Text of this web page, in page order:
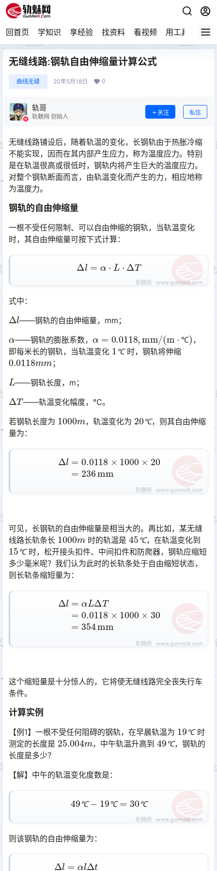
回首页 学知识 享经验 找资料 看视频 用工具 论技
无缝线路:钢轨自由伸缩量计算公式
曲线无缝 20年5月18日 0
轨哥
轨魅网 创始人
关注 私信
无缝线路铺设后，随着轨温的变化，长钢轨由于热胀冷缩
不能实现，因而在其内部产生应力，称为温度应力。特别
是在轨温很高或很低时，钢轨内将产生巨大的温度应力。
对整个钢轨断面而言，由轨温变化而产生的力，相应地称
为温度力。󠅅󠅃󠄵󠅂󠄪󠇖󠆨󠆨󠇕󠆞󠆒󠅬󠇘󠆭󠆘󠇙󠆝󠅵󠇗󠆭󠆁󠄐󠇗󠅹󠅸󠇖󠆍󠅳󠇖󠅹󠅰󠇖󠆌󠅹
钢轨的自由伸缩量
一根不受任何限制、可以自由伸缩的钢轨，当轨温变化
时，其自由伸缩量可按下式计算：
Δl=α⋅L⋅ΔT
式中：
Δ ——钢轨的自由伸缩量，mm；
——钢轨的膨胀系数， ℃
0.0118 ,mm m )
，
即每米长的钢轨，当轨温变化
℃
1℃时，钢轨将伸缩
0.0118mm；󠅅󠅃󠄵󠅂󠄪󠇖󠆨󠆨󠇕󠆞󠆒󠅬󠇘󠆭󠆘󠇙󠆝󠅵󠇗󠆭󠆁󠄐󠇗󠅹󠅸󠇖󠆍󠅳󠇖󠅹󠅰󠇖󠆌󠅹
L——钢轨长度，m；
Δ T ——轨温变化幅度，℃。
若钢轨长度为 1000 ，轨温变化为 ℃
20 ℃，则其自由伸缩
量为：
Δl=0.0118×1000×20=236mm
可见，长钢轨的自由伸缩量是相当大的。再比如，某无缝
线路长轨条长 1000m时的轨温是 ℃
45℃，在轨温变化到
℃
15℃时，松开接头扣件、中间扣件和防爬器，钢轨应缩短
多少毫米呢？我们认为此时的长轨条处于自由缩短状态，
则长轨条缩短量为：󠅅󠅃󠄵󠅂󠄪󠇖󠆨󠆨󠇕󠆞󠆒󠅬󠇘󠆭󠆘󠇙󠆝󠅵󠇗󠆭󠆁󠄐󠇗󠅹󠅸󠇖󠆍󠅳󠇖󠅹󠅰󠇖󠆌󠅹
Δl=αLΔT=0.0118×1000×30=354mm
这个缩短量是十分惊人的，它将使无缝线路完全丧失行车
条件。
计算实例
【例1】一根不受任何阻碍的钢轨，在早晨轨温为 ℃
19 ℃时
测定的长度是 25.004m，中午轨温升高到 ℃
49℃，钢轨的
长度是多少？
【解】中午的轨温变化度数是：
℃ ℃ ℃
49℃−19℃=30℃
则该钢轨的自由伸缩量为：
Δl=αlΔt=0.0118×25.004×30=8.85≈9mm